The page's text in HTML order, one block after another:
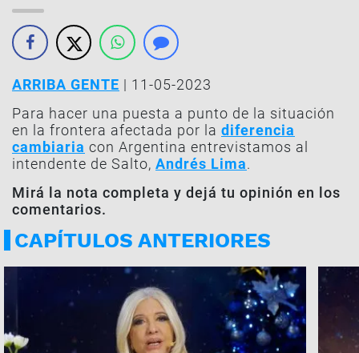
ARRIBA GENTE | 11-05-2023
Para hacer una puesta a punto de la situación
en la frontera afectada por la diferencia
cambiaria con Argentina entrevistamos al
intendente de Salto, Andrés Lima.
Mirá la nota completa y dejá tu opinión en los
comentarios.
CAPÍTULOS ANTERIORES